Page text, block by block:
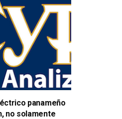
panameño
no solamente